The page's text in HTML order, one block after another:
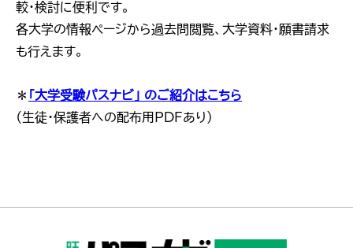
較・検討に便利です。
各大学の情報ページから過去問閲覧、大学資料・願書請求
も行えます。
＊
「大学受験パスナビ」 のご紹介はこちら
（生徒・保護者への配布用PDFあり）